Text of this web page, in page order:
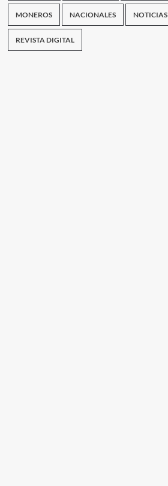
MONEROS NACIONALES NOTICIAS
REVISTA DIGITAL